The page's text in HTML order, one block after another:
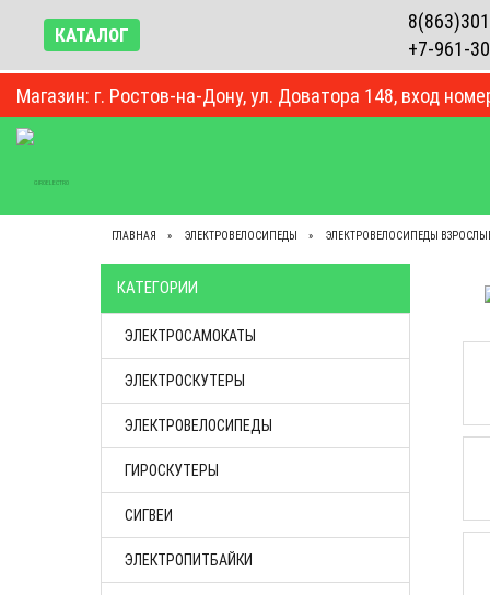
КАТАЛОГ
+7-961-
Магазин: г. Ростов-на-Дону, ул. Доватора 148, вход
ГЛАВНАЯ ЭЛЕКТРОВЕЛОСИПЕДЫ ЭЛЕКТРОВЕЛОСИПЕДЫ
КАТЕГОРИИ
ЭЛЕКТРОСАМОКАТЫ
ЭЛЕКТРОСКУТЕРЫ
ЭЛЕКТРОВЕЛОСИПЕДЫ
ГИРОСКУТЕРЫ
СИГВЕИ
ЭЛЕКТРОПИТБАЙКИ